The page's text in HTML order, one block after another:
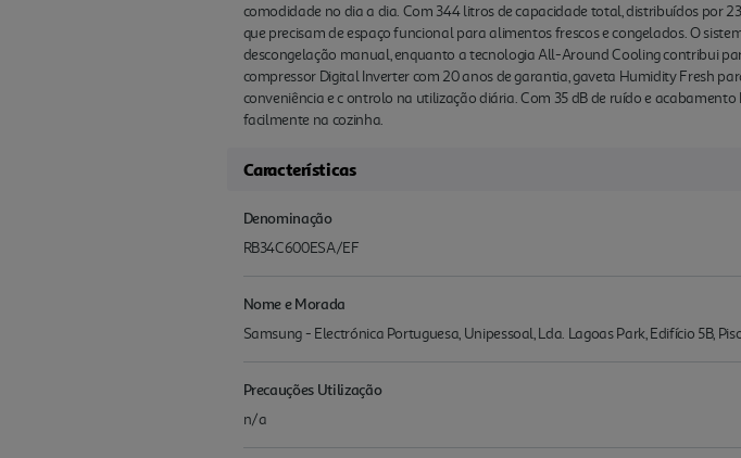
comodidade no dia a dia. Com 344 litros de capacidade total, distribuídos por
que precisam de espaço funcional para alimentos frescos e congelados. O
descongelação manual, enquanto a tecnologia All-Around Cooling contribui
compressor Digital Inverter com 20 anos de garantia, gaveta Humidity Fresh
conveniência e c ontrolo na utilização diária. Com 35 dB de ruído e
facilmente na cozinha.
Características
Denominação
RB34C600ESA/EF
Nome e Morada
Samsung - Electrónica Portuguesa, Unipessoal, Lda. Lagoas Park, Edifício 5B,
Precauções Utilização
n/a